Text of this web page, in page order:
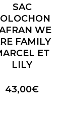
SAC
WE
FAMILY
ET
LILY
43,00€